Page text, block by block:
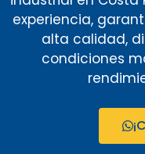
experiencia,
alta calidad,
condiciones